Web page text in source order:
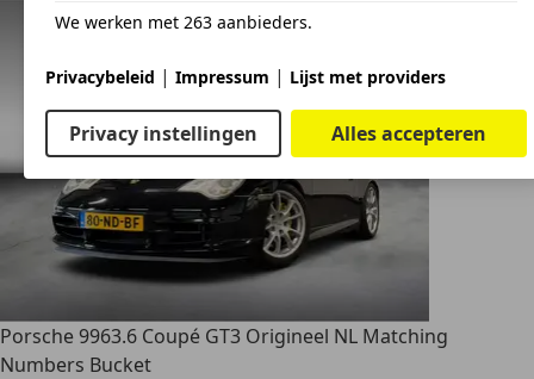
Porsche 9963.6 Coupé GT3 Origineel NL Matching
Numbers Bucket
We werken met 263 aanbieders.
Privacybeleid | Impressum | Lijst met providers
Privacy instellingen Alles accepteren